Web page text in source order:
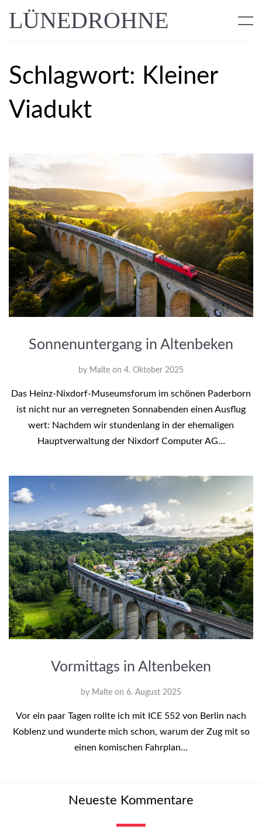
LÜNEDROHNE
Schlagwort: Kleiner
Viadukt
Sonnenuntergang in Altenbeken
by Malte on 4. Oktober 2025
Das Heinz-Nixdorf-Museumsforum im schönen Paderborn
ist nicht nur an verregneten Sonnabenden einen Ausflug
wert: Nachdem wir stundenlang in der ehemaligen
Hauptverwaltung der Nixdorf Computer AG…
Vormittags in Altenbeken
by Malte on 6. August 2025
Vor ein paar Tagen rollte ich mit ICE 552 von Berlin nach
Koblenz und wunderte mich schon, warum der Zug mit so
einen komischen Fahrplan…
Neueste Kommentare